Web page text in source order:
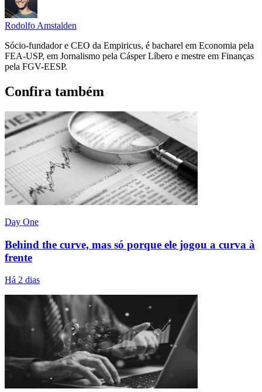
Rodolfo Amstalden
Sócio-fundador e CEO da Empiricus, é bacharel em Economia pela
FEA-USP, em Jornalismo pela Cásper Líbero e mestre em Finanças
pela FGV-EESP.
Confira também
Day One
Behind the curve, mas só porque ele jogou a curva à
frente
Há 2 dias